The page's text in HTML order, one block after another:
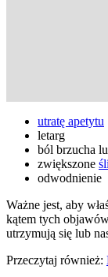
utratę apetytu
letarg
ból brzucha
zwiększone
odwodnienie
Ważne jest, aby
kątem tych
utrzymują się lub
Przeczytaj również: